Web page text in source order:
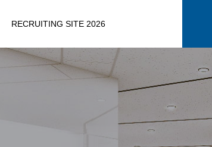
RECRUITING SITE 2026